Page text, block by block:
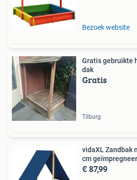
Bezoek website
Gratis gebruikte
dak
Gratis
Tilburg
vidaXL Zandbak
cm
€ 87,99